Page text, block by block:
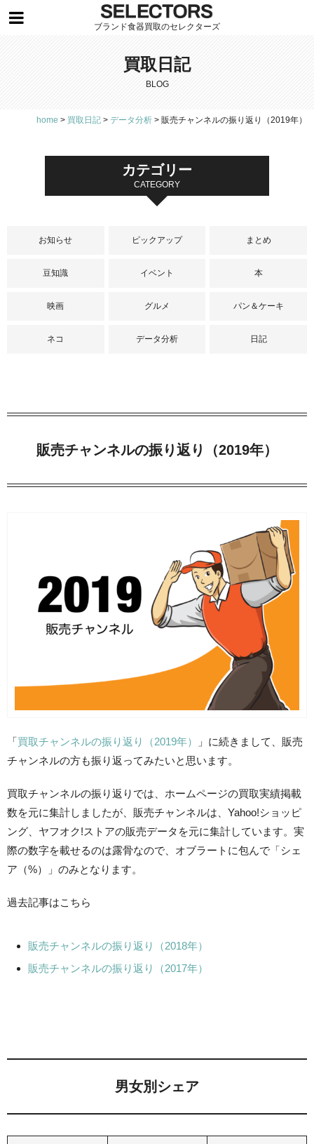
ブランド食器買取のセレクターズ
買取日記
BLOG
home > 買取日記 > データ分析 > 販売チャンネルの振り返り（2019年）
カテゴリー
CATEGORY
お知らせ ピックアップ まとめ
豆知識 イベント 本
映画 グルメ パン＆ケーキ
ネコ データ分析 日記
販売チャンネルの振り返り（2019年）
「買取チャンネルの振り返り（2019年）
」に続きまして、販売
チャンネルの方も振り返ってみたいと思います。
買取チャンネルの振り返りでは、ホームページの買取実績掲載
数を元に集計しましたが、販売チャンネルは、Yahoo!ショッピ
ング、ヤフオク!ストアの販売データを元に集計しています。実
際の数字を載せるのは露骨なので、オブラートに包んで「シェ
ア（%）」のみとなります。
過去記事はこちら
販売チャンネルの振り返り（2018年）
販売チャンネルの振り返り（2017年）
男女別シェア